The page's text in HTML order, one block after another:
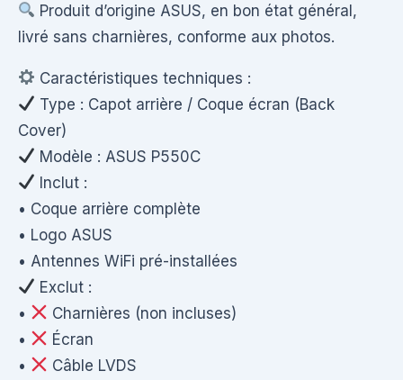
Produit d’origine ASUS, en bon état général,
livré sans charnières, conforme aux photos.
Caractéristiques techniques :
Type : Capot arrière / Coque écran (Back
Cover)
Modèle : ASUS P550C
Inclut :
• Coque arrière complète
• Logo ASUS
• Antennes WiFi pré-installées
Exclut :
•
Charnières (non incluses)
•
Écran
•
Câble LVDS